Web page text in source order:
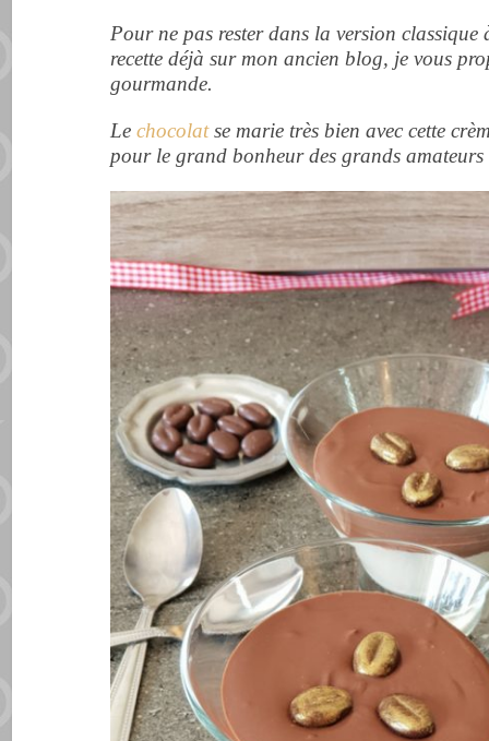
Pour ne pas rester dans la version
recette déjà sur mon ancien blog, je vous
gourmande.
Lechocolatse marie très bien avec cette
pour le grand bonheur des grands